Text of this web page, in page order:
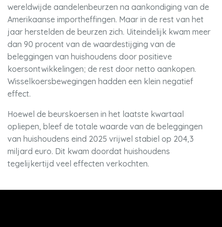
wereldwijde aandelenbeurzen na aankondiging van de
Amerikaanse importheffingen. Maar in de rest van het
jaar herstelden de beurzen zich. Uiteindelijk kwam meer
dan 90 procent van de waardestijging van de
beleggingen van huishoudens door positieve
koersontwikkelingen; de rest door netto aankopen.
Wisselkoersbewegingen hadden een klein negatief
effect.
Hoewel de beurskoersen in het laatste kwartaal
opliepen, bleef de totale waarde van de beleggingen
van huishoudens eind 2025 vrijwel stabiel op 204,3
miljard euro. Dit kwam doordat huishoudens
tegelijkertijd veel effecten verkochten.